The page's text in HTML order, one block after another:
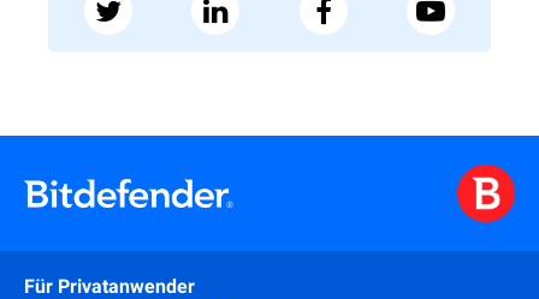
Für Privatanwender